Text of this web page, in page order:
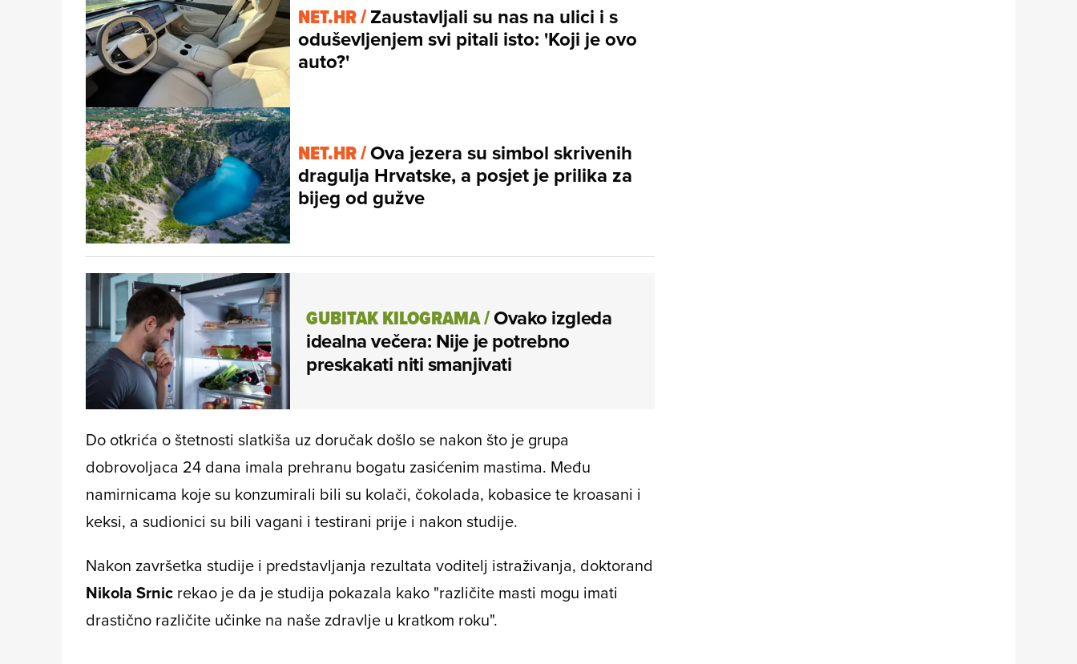
NET.HR /Zaustavljali su nas na ulici i s
oduševljenjem svi pitali isto: 'Koji je ovo
auto?'
NET.HR /Ova jezera su simbol skrivenih
dragulja Hrvatske, a posjet je prilika za
bijeg od gužve
GUBITAK KILOGRAMA/Ovako izgleda
idealna večera: Nije je potrebno
preskakati niti smanjivati
Do otkrića o štetnosti slatkiša uz doručak došlo se nakon što je grupa
dobrovoljaca 24 dana imala prehranu bogatu zasićenim mastima. Među
namirnicama koje su konzumirali bili su kolači, čokolada, kobasice te kroasani i
keksi, a sudionici su bili vagani i testirani prije i nakon studije.
Nakon završetka studije i predstavljanja rezultata voditelj istraživanja, doktorand
Nikola Srnic rekao je da je studija pokazala kako "različite masti mogu imati
drastično različite učinke na naše zdravlje u kratkom roku".